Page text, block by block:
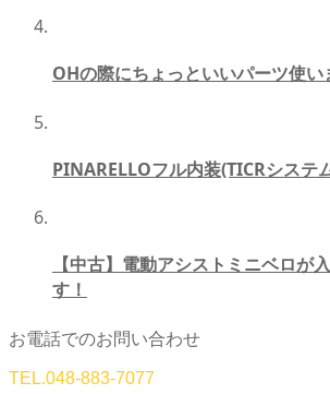
OHの際にちょっといいパーツ使い
PINARELLOフル内装(TICRシステ
【中古】電動アシストミニベロが
す！
お電話でのお問い合わせ
TEL.048-883-7077